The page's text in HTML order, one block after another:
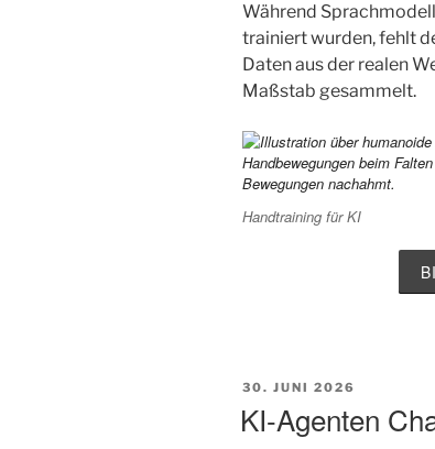
Während
trainiert wurden, fehlt
Daten aus der realen
Maßstab gesammelt.
Handtraining für KI
VERÖFFENTLICHT
30. JUNI 2026
KI-Agenten